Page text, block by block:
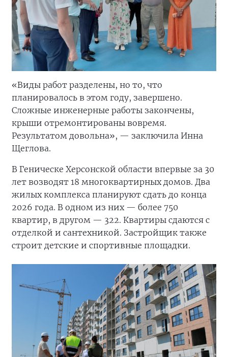
«Виды работ разделены, но то, что
планировалось в этом году, завершено.
Сложные инженерные работы закончены,
крыши отремонтированы вовремя.
Результатом довольна», — заключила Инна
Щеглова.
В Геническе Херсонской области впервые за 30
лет возводят 18 многоквартирных домов. Два
жилых комплекса планируют сдать до конца
2026 года. В одном из них — более 750
квартир, в другом — 322. Квартиры сдаются с
отделкой и сантехникой. Застройщик также
строит детские и спортивные площадки.